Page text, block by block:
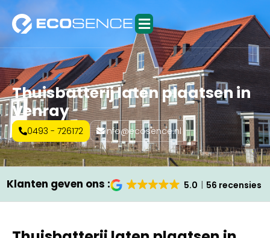
Thuisbatterij laten plaatsen in
Venray
0493 - 726172 info@ecosence.nl
Klanten geven ons : 5.0 56 recensies